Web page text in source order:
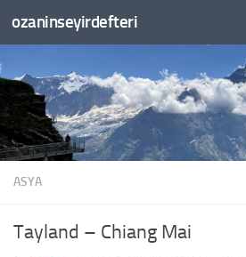
Skip to content
ozaninseyirdefteri
ASYA
Tayland – Chiang Mai